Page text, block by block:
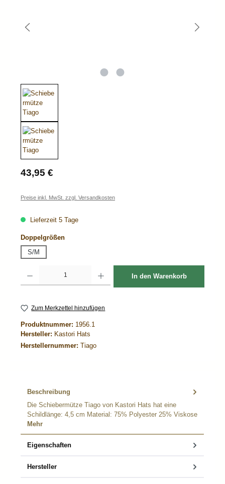
Regulärer Preis:
43,95 €
Preise inkl. MwSt. zzgl. Versandkosten
Lieferzeit 5 Tage
Doppelgrößenauswählen
S/M
In den Warenkorb
Zum Merkzettel hinzufügen
Produktnummer: 1956.1
Hersteller: Kastori Hats
Herstellernummer: Tiago
Beschreibung
Die Schiebermütze Tiago von Kastori Hats hat eine
Schildlänge: 4,5 cm Material: 75% Polyester 25% Viskose
Mehr
Eigenschaften
Hersteller